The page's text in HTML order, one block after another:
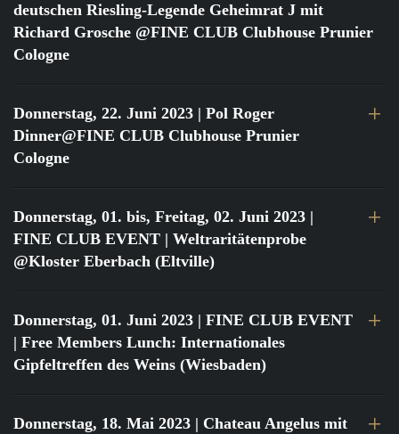
deutschen Riesling-Legende Geheimrat J mit
Richard Grosche @FINE CLUB Clubhouse Prunier
Cologne
Donnerstag, 22. Juni 2023 | Pol Roger
Dinner@FINE CLUB Clubhouse Prunier
Cologne
Donnerstag, 01. bis, Freitag, 02. Juni 2023 |
FINE CLUB EVENT | Weltraritätenprobe
@Kloster Eberbach (Eltville)
Donnerstag, 01. Juni 2023 | FINE CLUB EVENT
| Free Members Lunch: Internationales
Gipfeltreffen des Weins (Wiesbaden)
Donnerstag, 18. Mai 2023 | Chateau Angelus mit